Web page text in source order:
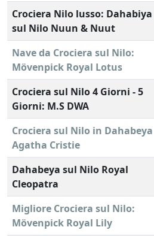
Crociera Nilo lusso: Dahabiya
sul Nilo Nuun & Nuut
Nave da Crociera sul Nilo:
Mövenpick Royal Lotus
Crociera sul Nilo 4 Giorni - 5
Giorni: M.S DWA
Crociera sul Nilo in Dahabeya
Agatha Cristie
Dahabeya sul Nilo Royal
Cleopatra
Migliore Crociera sul Nilo:
Mövenpick Royal Lily